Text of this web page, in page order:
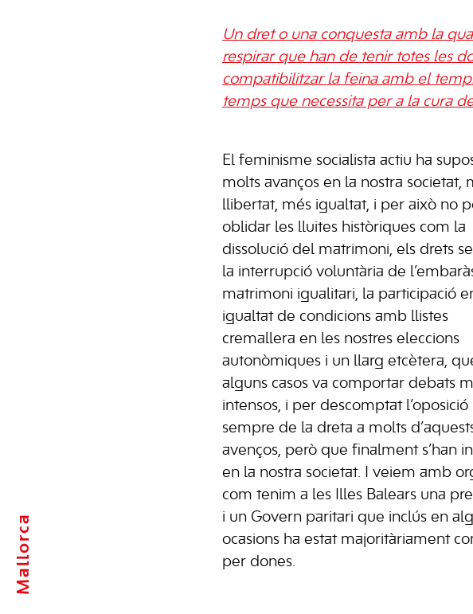
Mallorca
Un dret o una conquesta amb la
respirar que han de tenir totes les
compatibilitzar la feina amb el
temps que necessita per a la cura
El feminisme socialista actiu ha
molts avanços en la nostra societat,
llibertat, més igualtat, i per això no
oblidar les lluites històriques com la
dissolució del matrimoni, els drets
la interrupció voluntària de
matrimoni igualitari, la participació
igualtat de condicions amb llistes
cremallera en les nostres eleccions
autonòmiques i un llarg etcètera,
alguns casos va comportar debats
intensos, i per descomptat l’oposició
sempre de la dreta a molts
avenços, però que finalment s’han
en la nostra societat. I veiem amb
com tenim a les Illes Balears una
i un Govern paritari que inclús en
ocasions ha estat majoritàriament
per dones.